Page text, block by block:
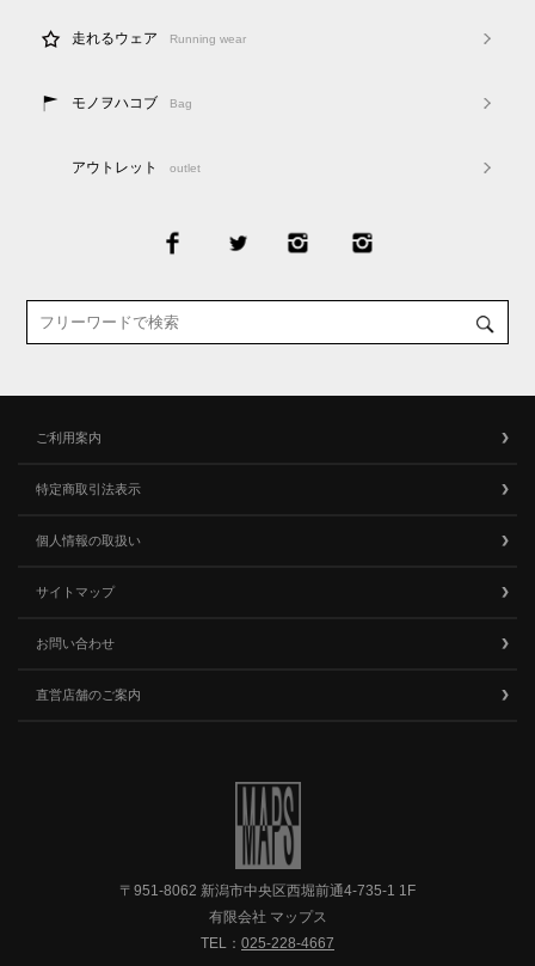
走れるウェア Running wear
モノヲハコブ Bag
アウトレット outlet
ご利用案内
特定商取引法表示
個人情報の取扱い
サイトマップ
お問い合わせ
直営店舗のご案内
〒951-8062 新潟市中央区西堀前通4-735-1 1F
有限会社 マップス
TEL： 025-228-4667